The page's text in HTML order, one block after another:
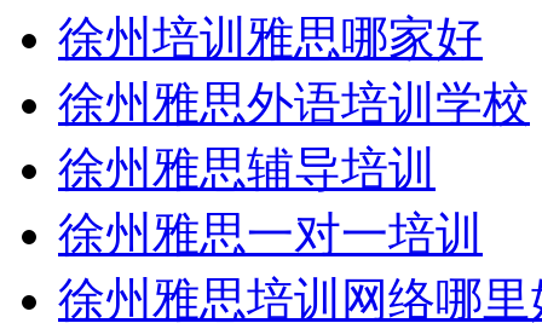
徐州培训雅思哪家好
徐州雅思外语培训学校
徐州雅思辅导培训
徐州雅思一对一培训
徐州雅思培训网络哪里